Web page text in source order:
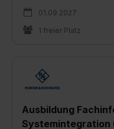
01.09.2027
1 freier Platz
Ausbildung
Systemintegration